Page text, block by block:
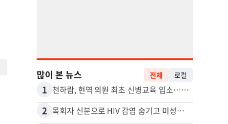
많이 본 뉴스 전체 로컬
1 천하람, 현역 의원 최초 신병교육 입소…논산서 2박3일 생활
2 목회자 신분으로 HIV 감염 숨기고 미성년자와 성관계